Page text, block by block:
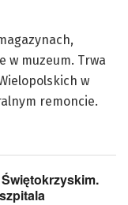
w muzeum. Trwa
w
remoncie.